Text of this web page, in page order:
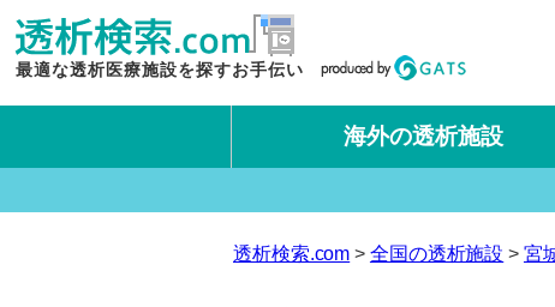
最適な透析医療施設を探すお手伝い
海外の透析施設
透析検索.com 全国の透析施設 宮